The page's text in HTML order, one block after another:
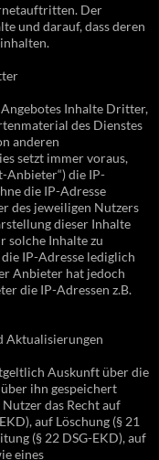
Der
und darauf, dass deren
Angebotes Inhalte Dritter,
des Dienstes
anderen
setzt immer voraus,
Anbieter“) die IP-
die IP-Adresse
des jeweiligen Nutzers
dieser Inhalte
solche Inhalte zu
IP-Adresse lediglich
Anbieter hat jedoch
die IP-Adressen z.B.
Aktualisierungen
Auskunft über die
ihn gespeichert
das Recht auf
auf Löschung (§ 21
(§ 22 DSG-EKD), auf
eines